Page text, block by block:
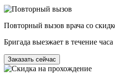
Повторный вызов врача со
Бригада выезжает в течение
Заказать сейчас